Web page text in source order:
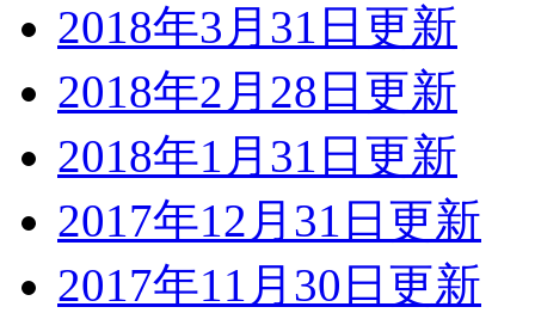
2018年3月31日更新
2018年2月28日更新
2018年1月31日更新
2017年12月31日更新
2017年11月30日更新